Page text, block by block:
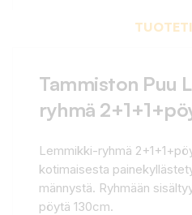
Tammiston Puu
ryhmä
Lemmikki-ryhmä
kotimaisesta
männystä. Ryhmään
pöytä 130cm.